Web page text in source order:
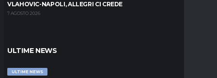
VLAHOVIC-NAPOLI, ALLEGRI CI CREDE
7 AGOSTO 2026
ULTIME NEWS
ULTIME NEWS